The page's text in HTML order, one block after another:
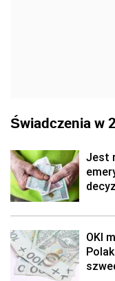
Świadczenia w
Jest
OKI